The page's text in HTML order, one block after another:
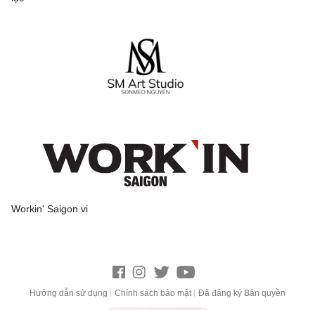
Workin' Saigon vi
Hướng dẫn sử dụng Chính sách bảo mật Đã đăng ký Bản quyền